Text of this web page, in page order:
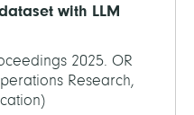
with LLM
2025. OR
Research,